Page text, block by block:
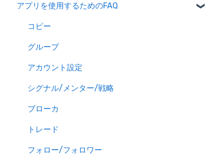
アプリを使用するためのFAQ
コピー
グループ
アカウント設定
シグナル/メンター/戦略
ブローカ
トレード
フォロー/フォロワー